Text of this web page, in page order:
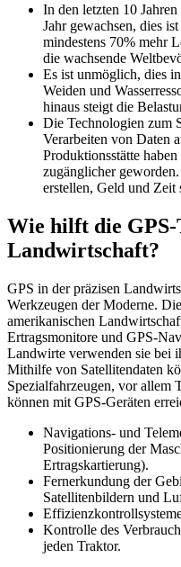
In den letzten 10
Jahr gewachsen, dies
mindestens 70% mehr
die wachsende
Es ist unmöglich, dies
Weiden und
hinaus steigt die
Die Technologien zum
Verarbeiten von Daten
Produktionsstätte
zugänglicher
erstellen, Geld und Zeit
Wie hilft die GPS-
Landwirtschaft?
GPS in der präzisen
Werkzeugen der Moderne.
amerikanischen
Ertragsmonitore und GPS-
Landwirte verwenden sie bei
Mithilfe von Satellitendaten
Spezialfahrzeugen, vor allem
können mit GPS-Geräten
Navigations- und
Positionierung der
Ertragskartierung).
Fernerkundung der
Satellitenbildern und
Kontrolle des
jeden Traktor.